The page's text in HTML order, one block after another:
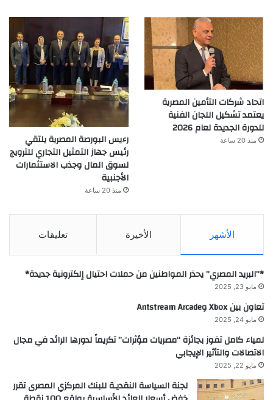
اتحاد شركات التأمين المصرية
يعتمد تشكيل اللجان الفنية
للدورة الجديدة لعام 2026
منذ 20 ساعة
رءيس البورصة المصرية يلتقي
رئيس جهاز التمثيل التجاري للترويج
لسوق المال وجذب الاستثمارات
الأجنبية
منذ 20 ساعة
الأشهر الأخيرة تعليقات
*”البريد المصري” يحذر المواطنين من حملات احتيال إلكترونية جديدة*
مايو 23, 2025
تعاون بين Xbox وAntstream Arcade
مايو 24, 2025
لمياء كامل تفوز بجائزة “مصريات مؤثرات” تكريماً لدورها الرائد في مجال
الاتصالات والتأثير الإيجابي
مايو 22, 2025
لجنة السياسة النقديـة للبنك المركزي المصرى تقرر